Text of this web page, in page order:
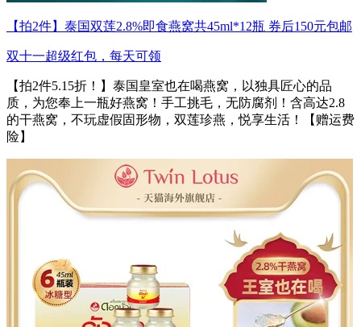
【拍2件】泰国双莲2.8%即食燕窝共45ml*12瓶 券后150元包邮
双十一超级红包，每天可领
【拍2件5.15折！】泰国皇室也在喝燕窝，以独具匠心的品
质，为您奉上一瓶好燕窝！手工挑毛，无防腐剂！含高达2.8
的干燕窝，不玩虚假固形物，双莲珍燕，悦享生活！【赠运费
险】